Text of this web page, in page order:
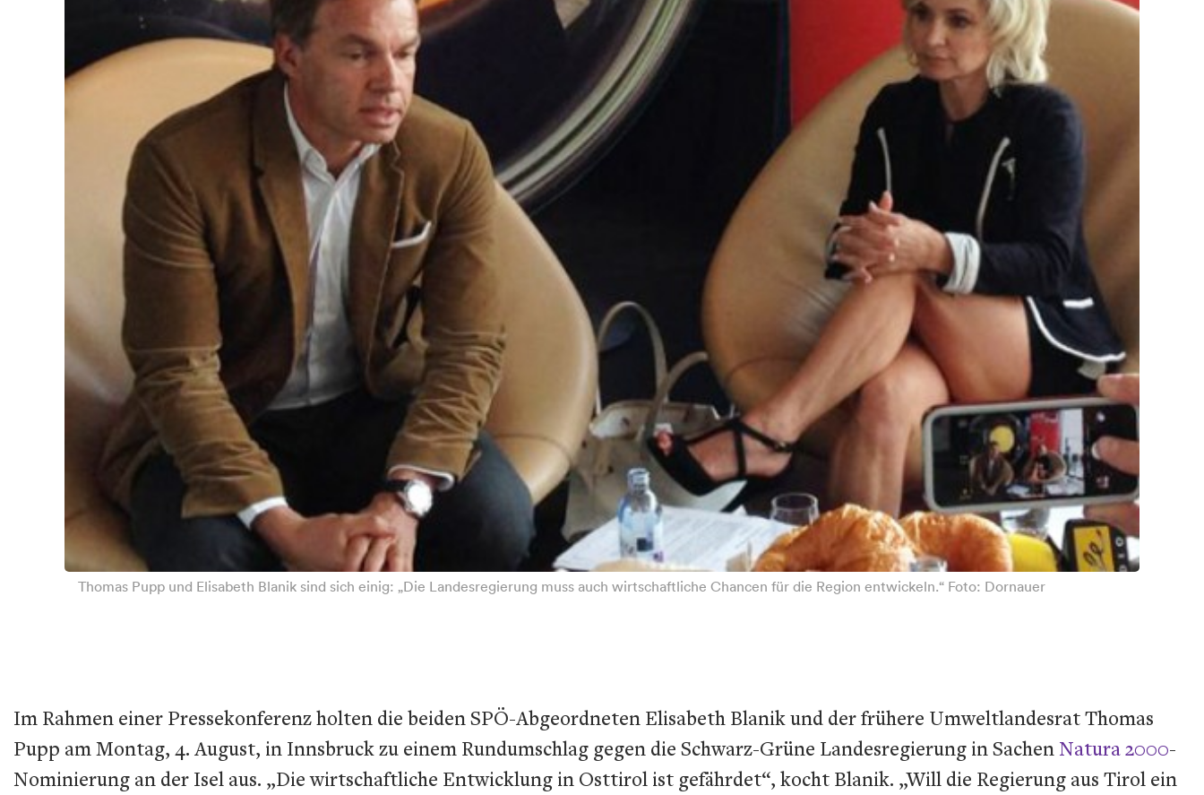
Thomas Pupp und Elisabeth Blanik sind sich einig: „Die Landesregierung muss auch wirtschaftliche Chancen für die Region entwickeln.“ Foto: Dornauer
Im Rahmen einer Pressekonferenz holten die beiden SPÖ-Abgeordneten Elisabeth Blanik und der frühere Umweltlandesrat Thomas
Pupp am Montag, 4. August, in Innsbruck zu einem Rundumschlag gegen die Schwarz-Grüne Landesregierung in Sachen Natura 2000-
Nominierung an der Isel aus. „Die wirtschaftliche Entwicklung in Osttirol ist gefährdet“, kocht Blanik. „Will die Regierung aus Tirol ein